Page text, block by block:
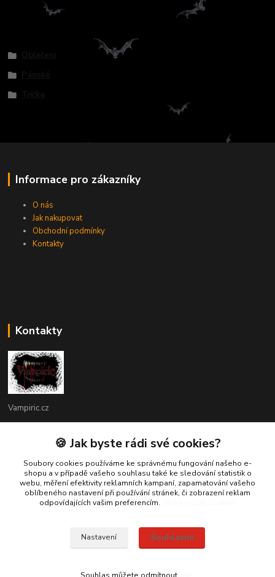
Informace pro zákazníky
O nás
Jak nakupovat
Obchodní podmínky
Kontakty
Kontakty
Vampiric.cz
+420 774 198 598
(Po-Pá, 9-16 hod.)
info@vampiric.cz
© 2025 Všechna práva vyhrazena
🍪 Jak byste rádi své cookies?
Soubory cookies používáme ke správnému fungování našeho e-
shopu a v případě vašeho souhlasu také ke sledování statistik o
webu, měření efektivity reklamních kampaní, zapamatování vašeho
oblíbeného nastavení při používání stránek, či zobrazení reklam
odpovídajících vašim preferencím.
Nastavení Souhlasím